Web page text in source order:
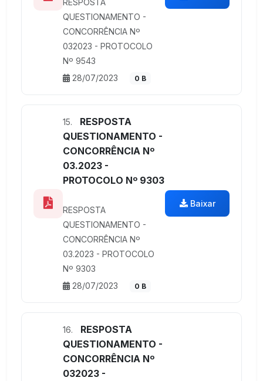
QUESTIONAMENTO -
CONCORRÊNCIA Nº
032023 - PROTOCOLO
Nº 9543
28/07/2023
0 B
15.
RESPOSTA
QUESTIONAMENTO -
CONCORRÊNCIA Nº
03.2023 -
PROTOCOLO Nº 9303
RESPOSTA
QUESTIONAMENTO -
CONCORRÊNCIA Nº
03.2023 - PROTOCOLO
Nº 9303
28/07/2023
0 B
Baixar
16.
RESPOSTA
QUESTIONAMENTO -
CONCORRÊNCIA Nº
032023 -